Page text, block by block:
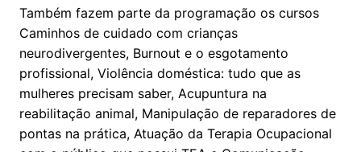
Também fazem parte da programação os cursos
Caminhos de cuidado com crianças
neurodivergentes, Burnout e o esgotamento
profissional, Violência doméstica: tudo que as
mulheres precisam saber, Acupuntura na
reabilitação animal, Manipulação de reparadores de
pontas na prática, Atuação da Terapia Ocupacional